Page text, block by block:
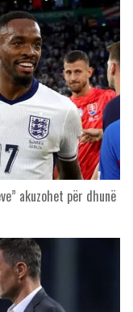
akuzohet për dhunë